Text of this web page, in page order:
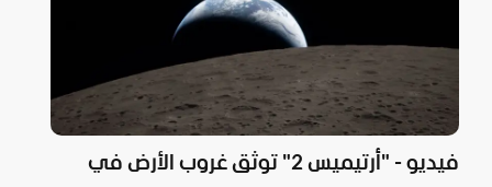
فيديو - "أرتيميس 2" توثق غروب الأرض في